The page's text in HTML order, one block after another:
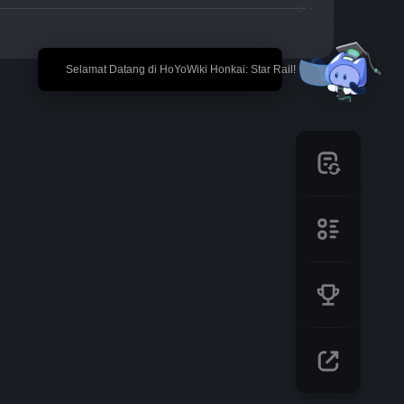
🎉 Selamat Datang di HoYoWiki Honkai: Star Rail!